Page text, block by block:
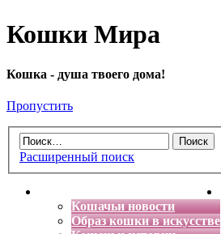
Кошки Мира
Кошка - душа твоего дома!
Пропустить
Расширенный поиск
Кошачьи новости
Образ кошки в искусстве